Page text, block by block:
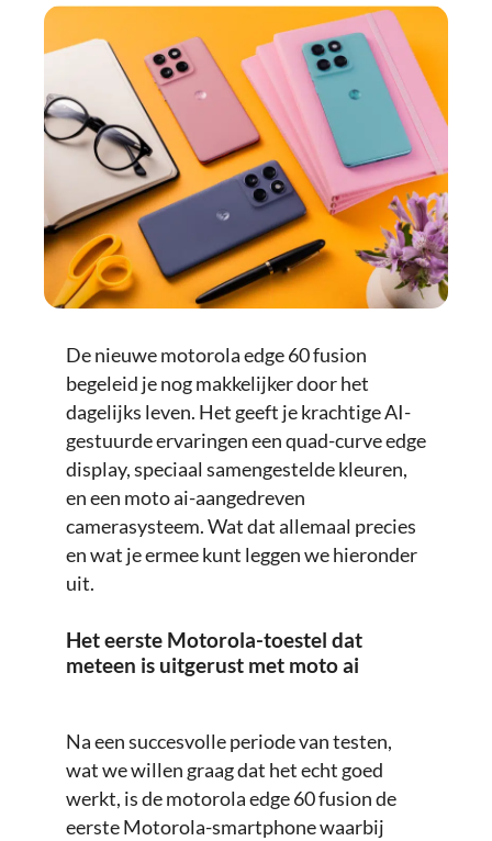
De nieuwe motorola edge 60 fusion
begeleid je nog makkelijker door het
dagelijks leven. Het geeft je krachtige AI-
gestuurde ervaringen een quad-curve edge
display, speciaal samengestelde kleuren,
en een moto ai-aangedreven
camerasysteem. Wat dat allemaal precies
en wat je ermee kunt leggen we hieronder
uit.
Het eerste Motorola-toestel dat
meteen is uitgerust met moto ai
Na een succesvolle periode van testen,
wat we willen graag dat het echt goed
werkt, is de motorola edge 60 fusion de
eerste Motorola-smartphone waarbij